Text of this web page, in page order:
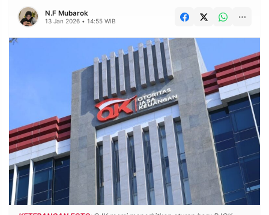
FINANSIA PERSONA
DAERAH NASIONAL
SPORT
PRIVACY
POLICY
BERITA
WARGA
INFORMASI
IKLAN
KIRIM
TULISAN
PENGADUAN TERM
SERVICE
N.F Mubarok
13 Jan 2026 • 14:55 WIB